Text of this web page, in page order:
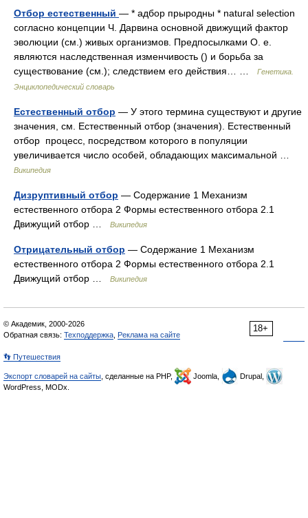
Отбор естественный — * адбор прыродны * natural selection
согласно концепции Ч. Дарвина основной движущий фактор
эволюции (см.) живых организмов. Предпосылками О. е.
являются наследственная изменчивость () и борьба за
существование (см.); следствием его действия… …
Генетика.
Энциклопедический словарь
Естественный отбор — У этого термина существуют и другие
значения, см. Естественный отбор (значения). Естественный
отбор процесс, посредством которого в популяции
увеличивается число особей, обладающих максимальной …
Википедия
Дизруптивный отбор — Содержание 1 Механизм
естественного отбора 2 Формы естественного отбора 2.1
Движущий отбор …
Википедия
Отрицательный отбор — Содержание 1 Механизм
естественного отбора 2 Формы естественного отбора 2.1
Движущий отбор …
Википедия
18+
© Академик, 2000-2026
Обратная связь: Техподдержка Реклама на сайте
👣 Путешествия
Экспорт словарей на сайты , сделанные на PHP, Joomla,
Drupal,
WordPress, MODx.